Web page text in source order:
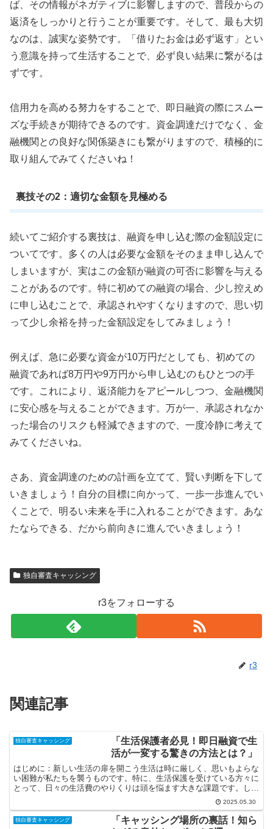
ば、その情報がネガティブに影響しますので、普段からの
返済をしっかりと行うことが重要です。そして、最も大切
なのは、誠実な姿勢です。「借りたお金は必ず返す」とい
う意識を持って生活することで、必ず良い結果に繋がるは
ずです。
信用力を高める努力をすることで、即日融資の際にスムー
ズな手続きが期待できるのです。資金調達だけでなく、金
融機関との良好な関係築きにも繋がりますので、積極的に
取り組んでみてくださいね！
裏技その2：適切な金額を見極める
続いてご紹介する裏技は、融資を申し込む際の金額設定に
ついてです。多くの人は必要な金額をそのまま申し込んで
しまいますが、実はこの金額が融資の可否に影響を与える
ことがあるのです。特に初めての融資の場合、少し控えめ
に申し込むことで、承認されやすくなりますので、思い切
って少し余裕を持った金額設定をしてみましょう！
例えば、急に必要な資金が10万円だとしても、初めての
融資であれば8万円や9万円から申し込むのもひとつの手
です。これにより、返済能力をアピールしつつ、金融機関
に安心感を与えることができます。万が一、承認されなか
った場合のリスクも軽減できますので、一度冷静に考えて
みてくださいね。
さあ、資金調達のための計画を立てて、賢い判断を下して
いきましょう！自分の目標に向かって、一歩一歩進んでい
くことで、明るい未来を手に入れることができます。あな
たならできる、だから前向きに進んでいきましょう！
独自審査キャッシング
r3をフォローする
r3
関連記事
独自審査キャッシング
「生活保護者必見！即日融資で生
活が一変する驚きの方法とは？」
はじめに：新しい生活の扉を開こう生活は時に厳しく、思いもよらな
い困難が私たちを襲うものです。特に、生活保護を受けている方々に
とって、日々の生活費のやりくりは頭を悩ます大きな課題です。しか
し、そんな中でも「即日融資」という驚きの方法があること...2025.05.30
独自審査キャッシング
「キャッシング場所の裏話！知ら